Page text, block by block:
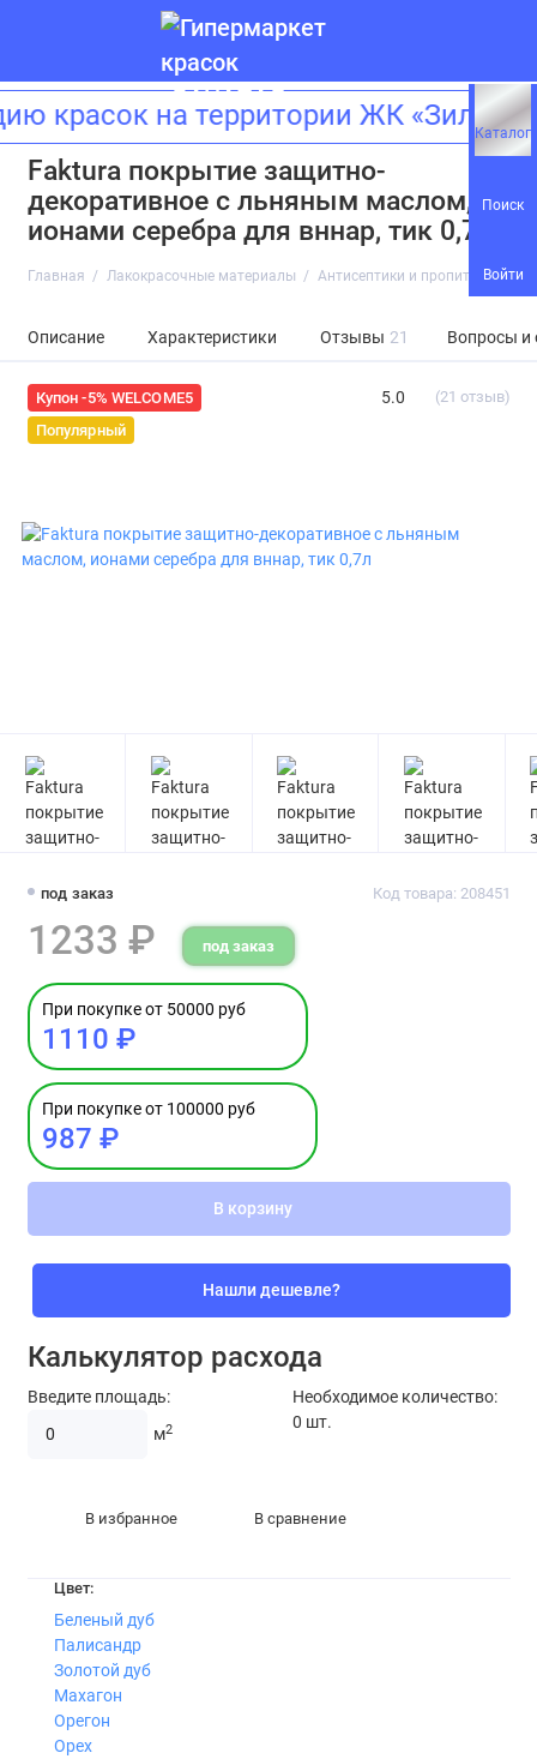
Каталог
Поиск
Войти
на территории ЖК
Faktura покрытие защитно-
декоративное с льняным маслом,
ионами серебрa для вннар, тик 0,7л
Главная Лакокрасочные материалы Антисептики и пропитки
Описание Характеристики Отзывы 21 Вопросы и
Купон -5% WELCOME5
Популярный
5.0 (21 отзыв)
под заказ Код товара: 208451
1233 ₽ под заказ
При покупке от 50000 руб
1110 ₽
При покупке от 100000 руб
987 ₽
В корзину
Нашли дешевле?
Калькулятор расхода
Введите площадь:
м2
Необходимое количество:
0 шт.
В избранное В сравнение
Цвет:
Беленый дуб
Палисандр
Золотой дуб
Махагон
Орегон
Орех